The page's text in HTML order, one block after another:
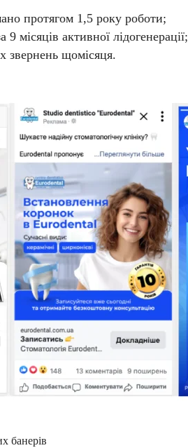
протягом 1,5 року роботи;
місяців активної лідогенерації;
звернень щомісяця.
банерів